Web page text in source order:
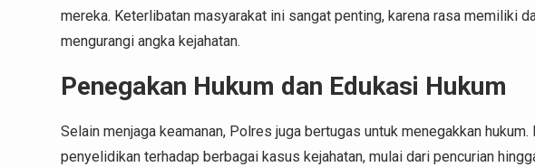
mereka. Keterlibatan masyarakat ini sangat penting, karena rasa memiliki
mengurangi angka kejahatan.
Penegakan Hukum dan Edukasi Hukum
Selain menjaga keamanan, Polres juga bertugas untuk menegakkan
penyelidikan terhadap berbagai kasus kejahatan, mulai dari pencurian